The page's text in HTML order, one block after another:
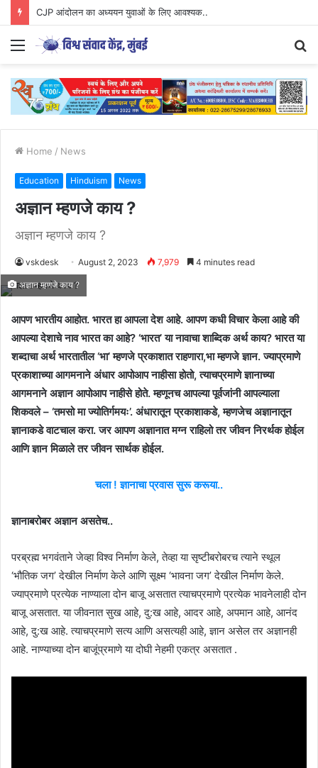
CJP आंदोलन का अध्ययन युवाओं के लिए आवश्यक..
Menu
Home / News
Education Hinduism News
अज्ञान म्हणजे काय ?
अज्ञान म्हणजे काय ?
vskdesk August 2, 2023 7,979 4 minutes read
अज्ञान म्हणजे काय ?
आपण भारतीय आहोत. भारत हा आपला देश आहे. आपण कधी विचार केला आहे की
आपल्या देशाचे नाव भारत का आहे? ‘भारत’ या नावाचा शाब्दिक अर्थ काय? भारत या
शब्दाचा अर्थ भारतातील ‘भा’ म्हणजे प्रकाशात राहणारा,भा म्हणजे ज्ञान. ज्याप्रमाणे
प्रकाशाच्या आगमनाने अंधार आपोआप नाहीसा होतो, त्याचप्रमाणे ज्ञानाच्या
आगमनाने अज्ञान आपोआप नाहीसे होते. म्हणूनच आपल्या पूर्वजांनी आपल्याला
शिकवले – ‘तमसो मा ज्योतिर्गमयः’. अंधारातून प्रकाशाकडे, म्हणजेच अज्ञानातून
ज्ञानाकडे वाटचाल करा. जर आपण अज्ञानात मग्न राहिलो तर जीवन निरर्थक होईल
आणि ज्ञान मिळाले तर जीवन सार्थक होईल.
चला ! ज्ञानाचा प्रवास सुरू करूया..
ज्ञानाबरोबर अज्ञान असतेच..
परब्रह्म भगवंताने जेव्हा विश्व निर्माण केले, तेव्हा या सृष्टीबरोबरच त्याने स्थूल
‘भौतिक जग’ देखील निर्माण केले आणि सूक्ष्म ‘भावना जग’ देखील निर्माण केले.
ज्याप्रमाणे प्रत्येक नाण्याला दोन बाजू असतात त्याचप्रमाणे प्रत्येक भावनेलाही दोन
बाजू असतात. या जीवनात सुख आहे, दु:ख आहे, आदर आहे, अपमान आहे, आनंद
आहे, दु:ख आहे. त्याचप्रमाणे सत्य आणि असत्यही आहे, ज्ञान असेल तर अज्ञानही
आहे. नाण्याच्या दोन बाजूंप्रमाणे या दोघी नेहमी एकत्र असतात .